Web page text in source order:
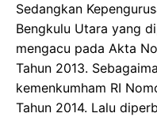
Sedangkan
Bengkulu Utara yang
mengacu pada Akta
Tahun 2013.
kemenkumham RI
Tahun 2014. Lalu